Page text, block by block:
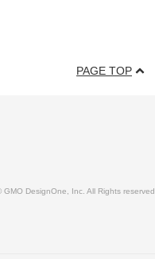
PAGE TOP
GMO DesignOne, Inc. All Rights reserved.